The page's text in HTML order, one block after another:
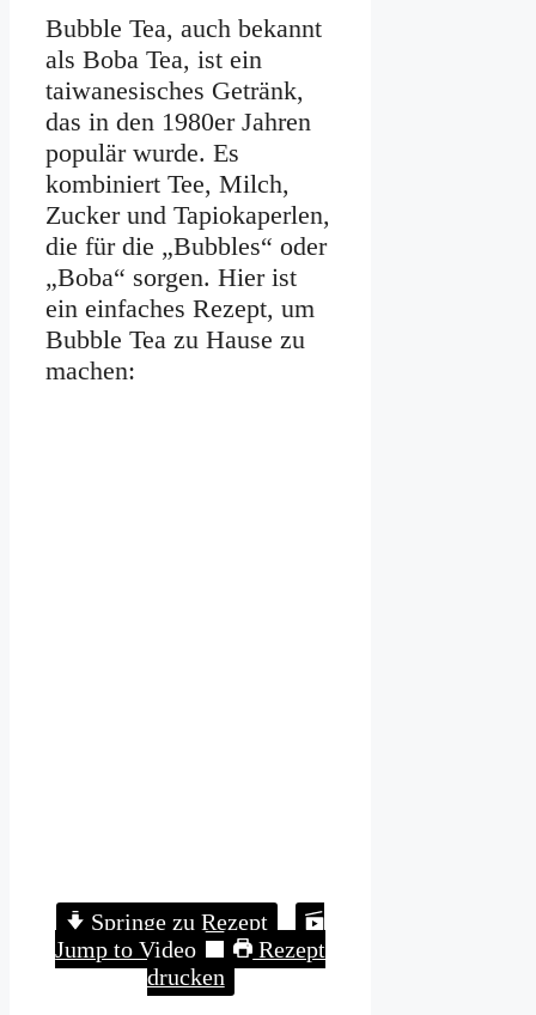
Bubble Tea, auch bekannt
als Boba Tea, ist ein
taiwanesisches Getränk,
das in den 1980er Jahren
populär wurde. Es
kombiniert Tee, Milch,
Zucker und Tapiokaperlen,
die für die „Bubbles“ oder
„Boba“ sorgen. Hier ist
ein einfaches Rezept, um
Bubble Tea zu Hause zu
machen:
Springe zu Rezept
Jump to Video
Rezept
drucken